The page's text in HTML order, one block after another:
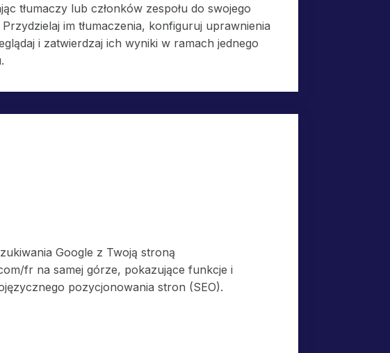
tłumaczy lub członków zespołu do swojego
im tłumaczenia, konfiguruj uprawnienia
i zatwierdzaj ich wyniki w ramach jednego